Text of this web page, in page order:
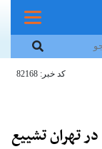
کد خبر: 82168
تهران تشییع